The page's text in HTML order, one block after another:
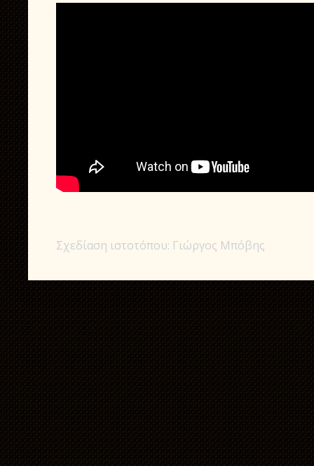
Σχεδίαση ιστοτόπου: Γιώργος Μπόβης